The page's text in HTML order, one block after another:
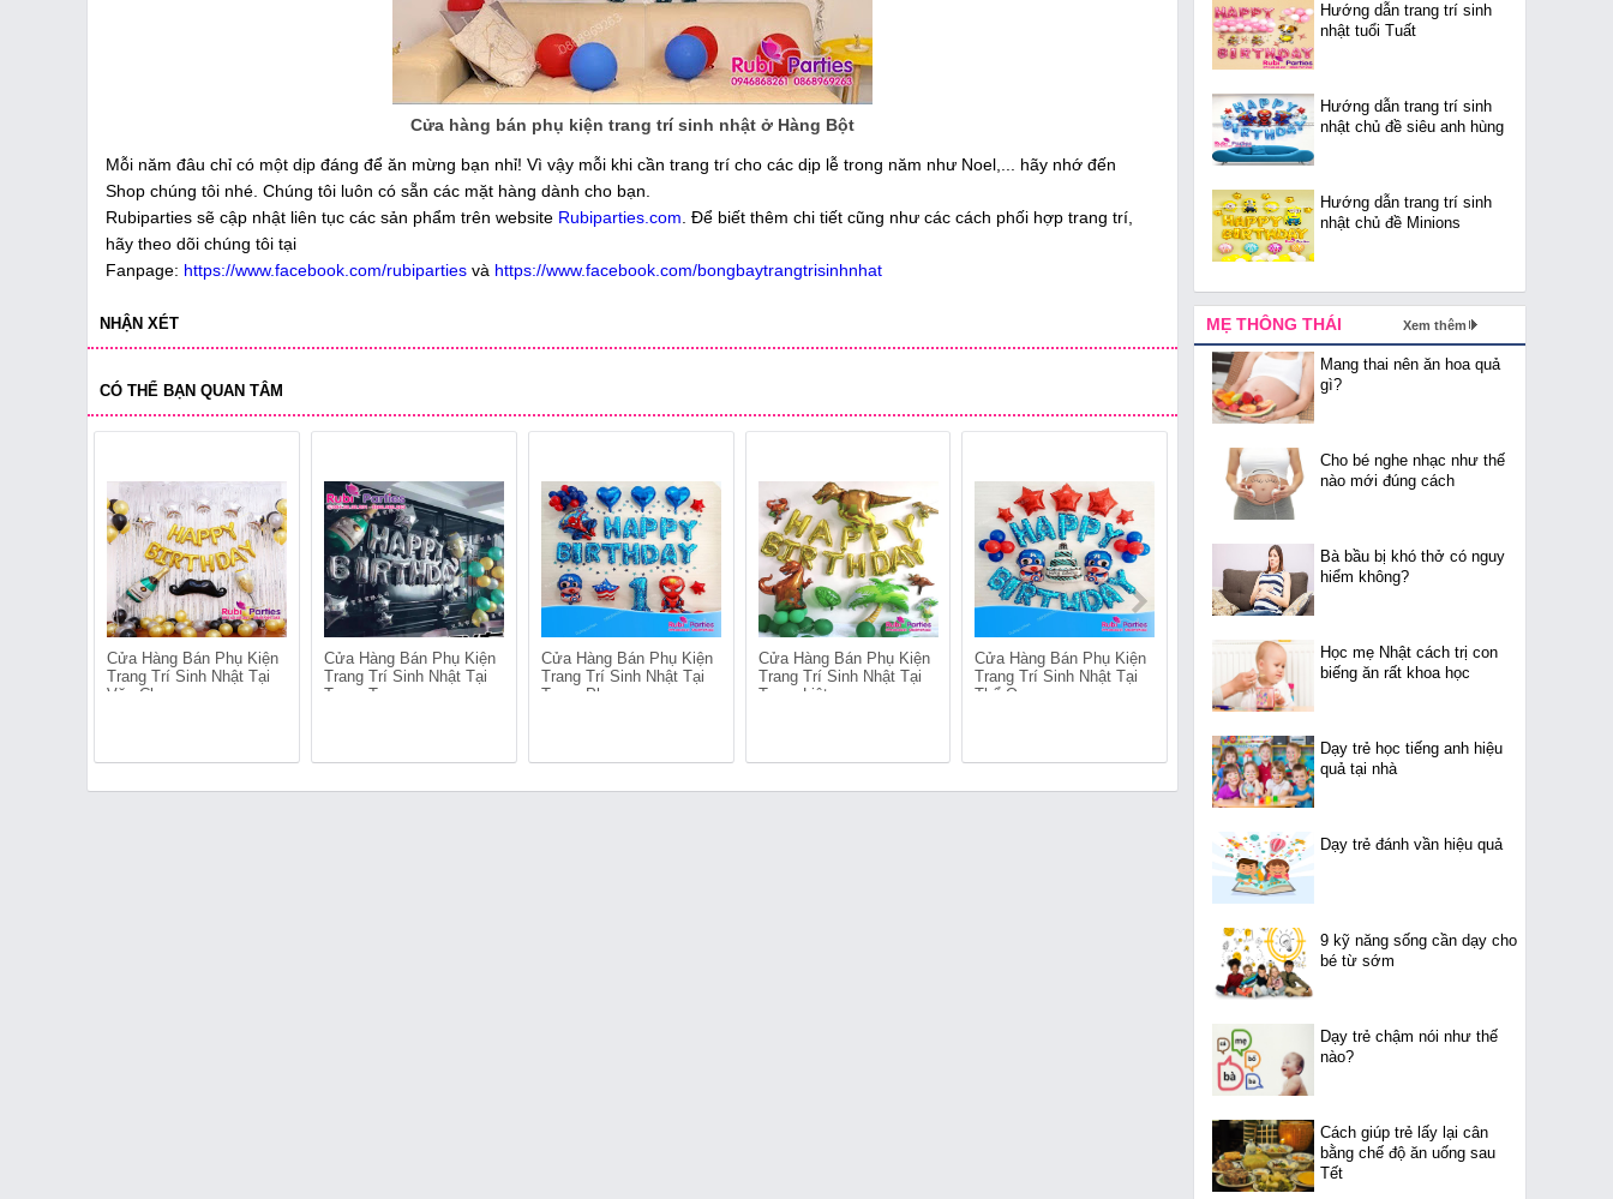
Cửa hàng bán phụ kiện trang trí sinh nhật ở Hàng Bột
Mỗi năm đâu chỉ có một dịp đáng để ăn mừng bạn nhỉ! Vì vậy mỗi khi cần trang trí cho các dịp lễ trong năm như Noel,... hãy nhớ đến
Shop chúng tôi nhé. Chúng tôi luôn có sẵn các mặt hàng dành cho bạn.
Rubiparties sẽ cập nhật liên tục các sản phẩm trên website Rubiparties.com . Để biết thêm chi tiết cũng như các cách phối hợp trang trí,
hãy theo dõi chúng tôi tại
Fanpage: https://www.facebook.com/rubiparties và https://www.facebook.com/bongbaytrangtrisinhnhat
NHẬN XÉT
CÓ THỂ BẠN QUAN TÂM
Cửa Hàng Bán Phụ Kiện
Trang Trí Sinh Nhật Tại
Văn Chương
Cửa Hàng Bán Phụ Kiện
Trang Trí Sinh Nhật Tại
Trung Tự
Cửa Hàng Bán Phụ Kiện
Trang Trí Sinh Nhật Tại
Trung Phụng
Cửa Hàng Bán Phụ Kiện
Trang Trí Sinh Nhật Tại
Trung Liệt
Cửa Hàng Bán Phụ Kiện
Trang Trí Sinh Nhật Tại
Thổ Quan
Cửa Hàng Bán Phụ Kiện
Trang Trí Sinh Nhật Tại
Quốc Tử Giám
Cửa Hàng Bán Phụ Kiện
Trang Trí Sinh Nhật Tại
Hướng dẫn trang trí sinh
nhật tuổi Tuất
Hướng dẫn trang trí sinh
nhật chủ đề siêu anh hùng
Hướng dẫn trang trí sinh
nhật chủ đề Minions
MẸ THÔNG THÁI Xem thêm
Mang thai nên ăn hoa quả
gì?
Cho bé nghe nhạc như thế
nào mới đúng cách
Bà bầu bị khó thở có nguy
hiểm không?
Học mẹ Nhật cách trị con
biếng ăn rất khoa học
Dạy trẻ học tiếng anh hiệu
quả tại nhà
Dạy trẻ đánh vần hiệu quả
9 kỹ năng sống cần dạy cho
bé từ sớm
Dạy trẻ chậm nói như thế
nào?
Cách giúp trẻ lấy lại cân
bằng chế độ ăn uống sau
Tết